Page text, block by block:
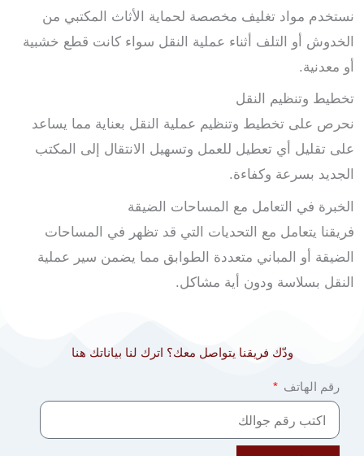
نستخدم مواد تغليف مخصصة لحماية الأثاث المكتبي من
الخدوش أو التلف أثناء عملية النقل سواء كانت قطع خشبية
أو معدنية.
تخطيط وتنظيم النقل
نحرص على تخطيط وتنظيم عملية النقل بعناية مما يساعد
على تقليل أي تعطيل للعمل وتسهيل الانتقال إلى المكتب
الجديد بسرعة وكفاءة.
الخبرة في التعامل مع المساحات الضيقة
فريقنا يتعامل مع التحديات التي قد تظهر في المساحات
الضيقة أو المباني متعددة الطوابق مما يضمن سير عملية
النقل بسلاسة ودون أية مشاكل.
ودّك فريقنا يتواصل معك؟ اترك لنا بياناتك هنا
رقم الهاتف